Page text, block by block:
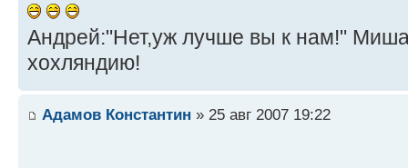
Андрей:"Нет,уж лучше вы к нам!"
хохляндию!
Адамов Константин » 25 авг 2007 19:22